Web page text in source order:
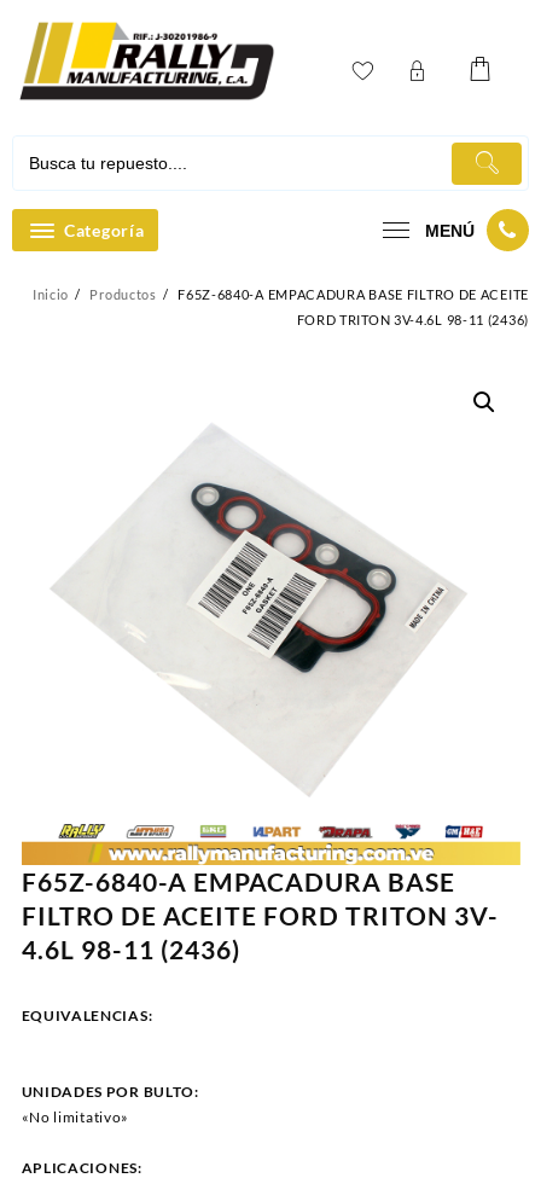
contenido
Categoría MENÚ
Inicio Productos
F65Z-6840-A EMPACADURA BASE FILTRO DE ACEITE
FORD TRITON 3V-4.6L 98-11 (2436)
F65Z-6840-A EMPACADURA BASE
FILTRO DE ACEITE FORD TRITON 3V-
4.6L 98-11 (2436)
EQUIVALENCIAS:
UNIDADES POR BULTO:
«No limitativo»
APLICACIONES: